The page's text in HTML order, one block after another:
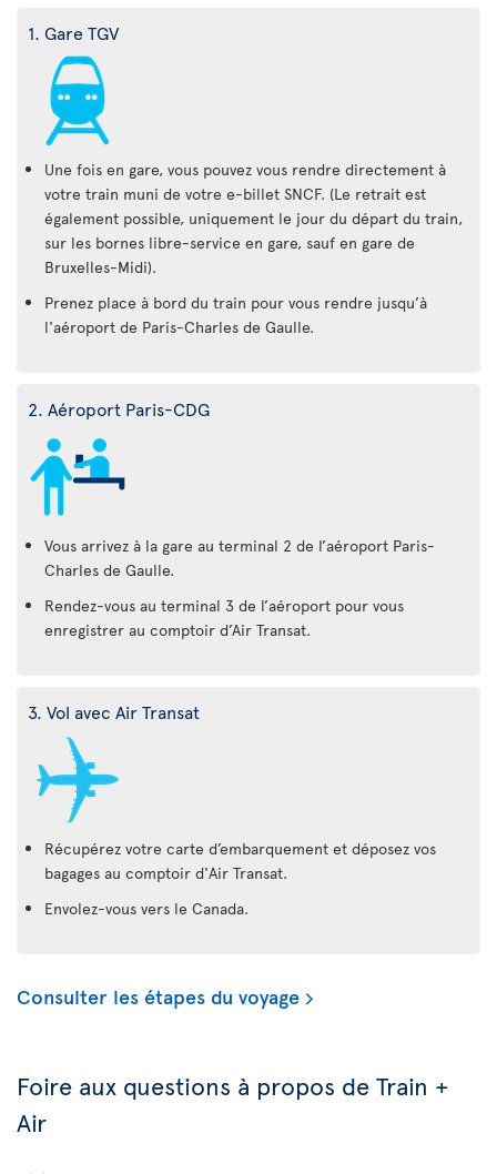
1. Gare TGV
Une fois en gare, vous pouvez vous rendre directement à
votre train muni de votre e-billet SNCF. (Le retrait est
également possible, uniquement le jour du départ du train,
sur les bornes libre-service en gare, sauf en gare de
Bruxelles-Midi).
Prenez place à bord du train pour vous rendre jusqu’à
l'aéroport de Paris-Charles de Gaulle.
2. Aéroport Paris-CDG
Vous arrivez à la gare au terminal 2 de l’aéroport Paris-
Charles de Gaulle.
Rendez-vous au terminal 3 de l’aéroport pour vous
enregistrer au comptoir d’Air Transat.
3. Vol avec Air Transat
Récupérez votre carte d’embarquement et déposez vos
bagages au comptoir d'Air Transat.
Envolez-vous vers le Canada.
Consulter les étapes du voyage
Foire aux questions à propos de Train +
Air